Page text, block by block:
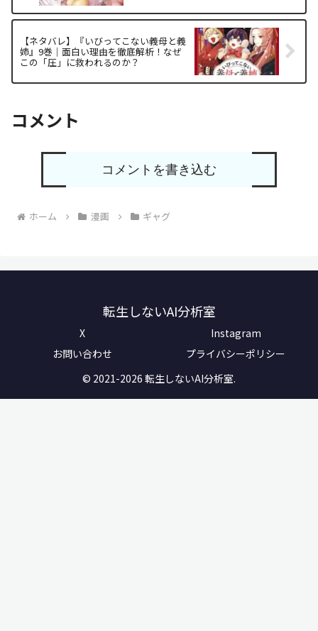
【ネタバレ】『いびってこない義母と義
姉』9巻｜面白い理由を徹底解析！なぜ
この「圧」に救われるのか？
コメント
コメントを書き込む
ホーム 漫画 ギャグ
転生しないAI分析室
X
Instagram
お問い合わせ
プライバシーポリシー
© 2021-2026 転生しないAI分析室.